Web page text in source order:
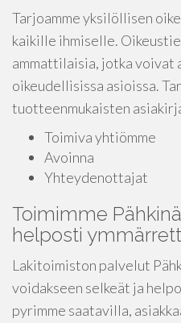
Tarjoamme yksilöllisen
kaikille ihmiselle.
ammattilaisia, jotka voivat
oikeudellisissa asioissa.
tuotteenmukaisten
Toimiva yhtiömme
Avoinna
Yhteydenottajat
Toimimme
helposti
Lakitoimiston palvelut
voidakseen selkeät ja
pyrimme saatavilla,